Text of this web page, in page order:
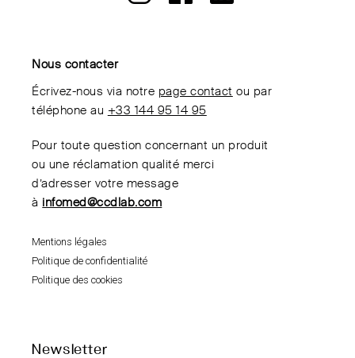
Nous contacter
Écrivez-nous via notre page contact ou par
téléphone au +33 144 95 14 95
Pour toute question concernant un produit
ou une réclamation qualité merci
d’adresser votre message
à infomed@ccdlab.com
Mentions légales
Politique de confidentialité
Politique des cookies
Newsletter